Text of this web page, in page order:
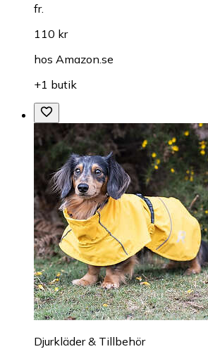
fr.
110 kr
hos Amazon.se
+1 butik
Djurkläder & Tillbehör